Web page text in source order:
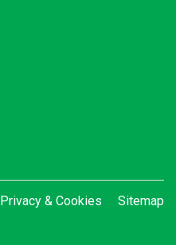
Privacy & Cookies Sitemap